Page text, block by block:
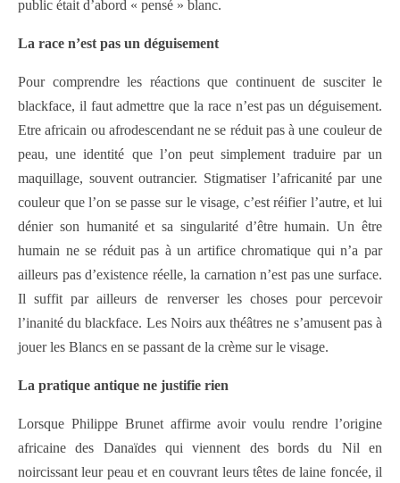
public était d’abord « pensé » blanc.
La race n’est pas un déguisement
Pour comprendre les réactions que continuent de susciter le
blackface, il faut admettre que la race n’est pas un déguisement.
Etre africain ou afrodescendant ne se réduit pas à une couleur de
peau, une identité que l’on peut simplement traduire par un
maquillage, souvent outrancier. Stigmatiser l’africanité par une
couleur que l’on se passe sur le visage, c’est réifier l’autre, et lui
dénier son humanité et sa singularité d’être humain. Un être
humain ne se réduit pas à un artifice chromatique qui n’a par
ailleurs pas d’existence réelle, la carnation n’est pas une surface.
Il suffit par ailleurs de renverser les choses pour percevoir
l’inanité du blackface. Les Noirs aux théâtres ne s’amusent pas à
jouer les Blancs en se passant de la crème sur le visage.
La pratique antique ne justifie rien
Lorsque Philippe Brunet affirme avoir voulu rendre l’origine
africaine des Danaïdes qui viennent des bords du Nil en
noircissant leur peau et en couvrant leurs têtes de laine foncée, il